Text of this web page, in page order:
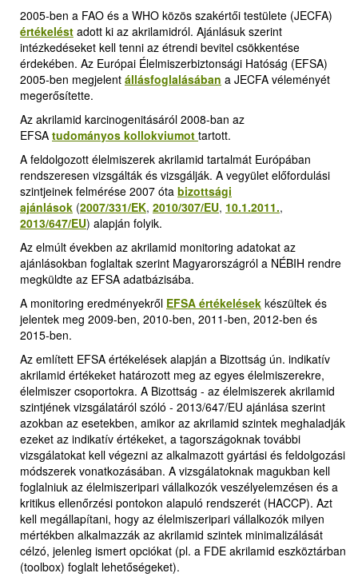
2005-ben a FAO és a WHO közös szakértői testülete (JECFA)
értékelést adott ki az akrilamidról. Ajánlásuk szerint
intézkedéseket kell tenni az étrendi bevitel csökkentése
érdekében. Az Európai Élelmiszerbiztonsági Hatóság (EFSA)
2005-ben megjelent állásfoglalásában a JECFA véleményét
megerősítette.
Az akrilamid karcinogenitásáról 2008-ban az
EFSA tudományos kollokviumot tartott.
A feldolgozott élelmiszerek akrilamid tartalmát Európában
rendszeresen vizsgálták és vizsgálják. A vegyület előfordulási
szintjeinek felmérése 2007 óta bizottsági
ajánlások (2007/331/EK, 2010/307/EU, 10.1.2011.,
2013/647/EU) alapján folyik.
Az elmúlt években az akrilamid monitoring adatokat az
ajánlásokban foglaltak szerint Magyarországról a NÉBIH rendre
megküldte az EFSA adatbázisába.
A monitoring eredményekről EFSA értékelések készültek és
jelentek meg 2009-ben, 2010-ben, 2011-ben, 2012-ben és
2015-ben.
Az említett EFSA értékelések alapján a Bizottság ún. indikatív
akrilamid értékeket határozott meg az egyes élelmiszerekre,
élelmiszer csoportokra. A Bizottság - az élelmiszerek akrilamid
szintjének vizsgálatáról szóló - 2013/647/EU ajánlása szerint
azokban az esetekben, amikor az akrilamid szintek meghaladják
ezeket az indikatív értékeket, a tagországoknak további
vizsgálatokat kell végezni az alkalmazott gyártási és feldolgozási
módszerek vonatkozásában. A vizsgálatoknak magukban kell
foglalniuk az élelmiszeripari vállalkozók veszélyelemzésen és a
kritikus ellenőrzési pontokon alapuló rendszerét (HACCP). Azt
kell megállapítani, hogy az élelmiszeripari vállalkozók milyen
mértékben alkalmazzák az akrilamid szintek minimalizálását
célzó, jelenleg ismert opciókat (pl. a FDE akrilamid eszköztárban
(toolbox) foglalt lehetőségeket).